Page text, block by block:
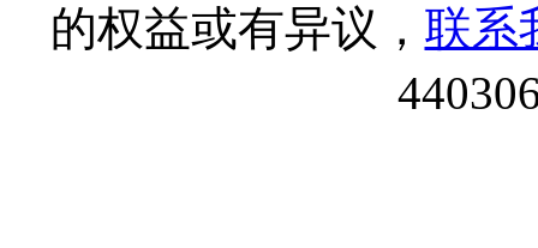
的权益或有异议， 联系